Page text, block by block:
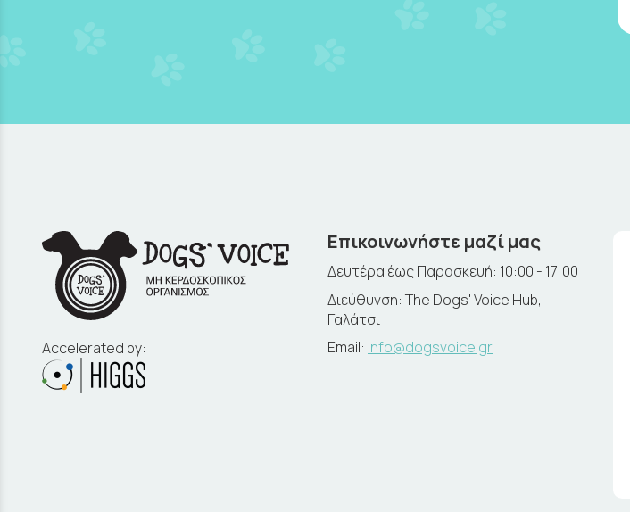
Accelerated by:
Επικοινωνήστε μαζί μας
Δευτέρα έως Παρασκευή: 10:00 - 17:00
Διεύθυνση: The Dogs' Voice Hub,
Γαλάτσι
Email: info@dogsvoice.gr